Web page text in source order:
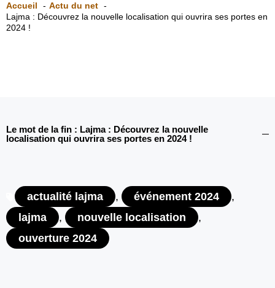
Accueil
Actu du net
Lajma : Découvrez la nouvelle localisation qui ouvrira ses portes en
2024 !
Le mot de la fin : Lajma : Découvrez la nouvelle
localisation qui ouvrira ses portes en 2024 !
actualité lajma , événement 2024
,
lajma
, nouvelle localisation
,
ouverture 2024